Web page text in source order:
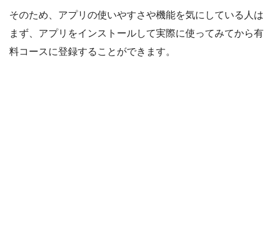
そのため、アプリの使いやすさや機能を気にしている人は
まず、アプリをインストールして実際に使ってみてから有
料コースに登録することができます。